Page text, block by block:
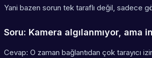
Yani bazen sorun tek taraflı değil, sadece
Soru: Kamera algılanmıyor, ama
Cevap: O zaman bağlantıdan çok tarayıcı